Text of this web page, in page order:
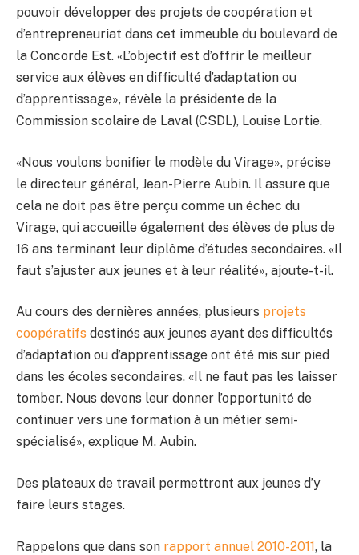
pouvoir développer des projets de coopération et
d’entrepreneuriat dans cet immeuble du boulevard de
la Concorde Est. «L’objectif est d’offrir le meilleur
service aux élèves en difficulté d’adaptation ou
d’apprentissage», révèle la présidente de la
Commission scolaire de Laval (CSDL), Louise Lortie.
«Nous voulons bonifier le modèle du Virage», précise
le directeur général, Jean-Pierre Aubin. Il assure que
cela ne doit pas être perçu comme un échec du
Virage, qui accueille également des élèves de plus de
16 ans terminant leur diplôme d’études secondaires. «Il
faut s’ajuster aux jeunes et à leur réalité», ajoute-t-il.
Au cours des dernières années, plusieurs projets
coopératifs destinés aux jeunes ayant des difficultés
d’adaptation ou d’apprentissage ont été mis sur pied
dans les écoles secondaires. «Il ne faut pas les laisser
tomber. Nous devons leur donner l’opportunité de
continuer vers une formation à un métier semi-
spécialisé», explique M. Aubin.
Des plateaux de travail permettront aux jeunes d’y
faire leurs stages.
Rappelons que dans son rapport annuel 2010-2011, la